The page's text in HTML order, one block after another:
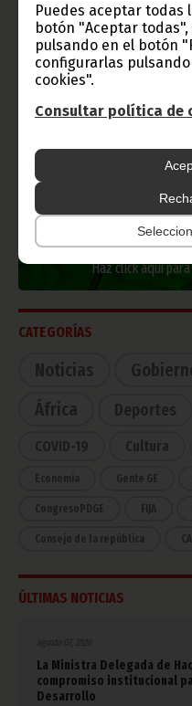
Puedes aceptar todas
botón "Aceptar
pulsando en el botón
configurarlas
cookies".
Consultar política de
Información
Radio
Ecuatorial
Haz click aquí
CATEGORÍAS
Noticias
África
Deportes
COVID-19 Cultura
Economía Gente GE
CongresoPDGE FIJA
Consejo de la república
ÚLTIMAS NOTICIAS
agosto 07, 2026
La Ministra Delegada de
compromiso institucional
Desarrollo